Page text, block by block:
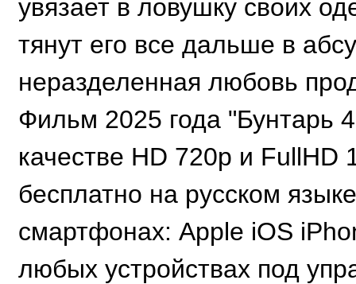
увязает в ловушку своих
тянут его все дальше в
неразделенная любовь
Фильм 2025 года "Бунтарь
качестве HD 720p и
бесплатно на русском
смартфонах: Apple iOS
любых устройствах под